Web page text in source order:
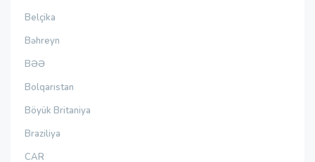
Belçika
Bəhreyn
BƏƏ
Bolqarıstan
Böyük Britaniya
Braziliya
CAR